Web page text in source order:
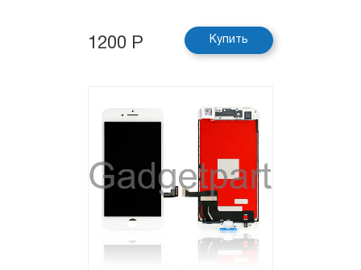
1200 Р Купить